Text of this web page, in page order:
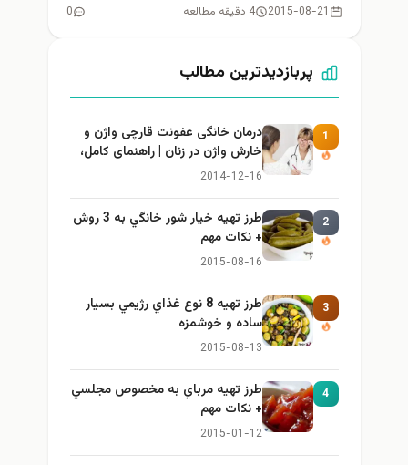
2015-08-21 4 دقیقه مطالعه 0
پربازدیدترین مطالب
1
درمان خانگی عفونت قارچی واژن و
خارش واژن در زنان | راهنمای کامل،
ایمن و کاربردی
2014-12-16
2
طرز تهيه خیار شور خانگي به 3 روش
+ نكات مهم
2015-08-16
3
طرز تهيه 8 نوع غذاي رژيمي بسيار
ساده و خوشمزه
2015-08-13
4
طرز تهيه مرباي به مخصوص مجلسي
+ نكات مهم
2015-01-12